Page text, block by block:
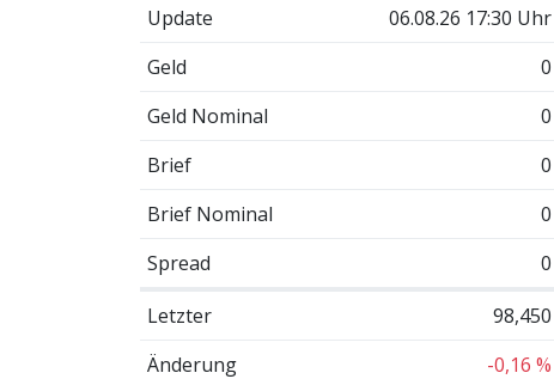
Update
06.08.26 17:30 Uhr
Geld
0
Geld Nominal
0
Brief
0
Brief Nominal
0
Spread
0
Letzter
98,450
Änderung
-0,16 %